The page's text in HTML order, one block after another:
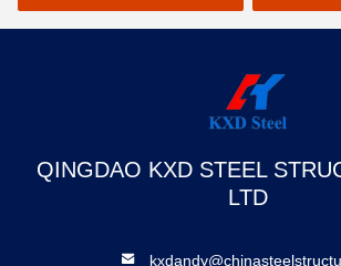
QINGDAO KXD STEEL
LTD